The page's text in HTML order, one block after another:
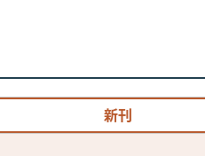
新刊